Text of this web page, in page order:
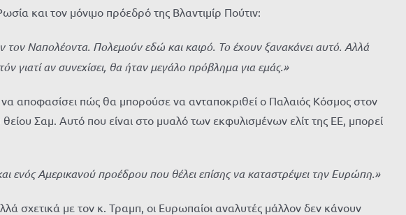
και τον μόνιμο πρόεδρό της Βλαντιμίρ Πούτιν:
τον Ναπολέοντα. Πολεμούν εδώ και καιρό. Το έχουν ξανακάνει αυτό. Αλλά
αν συνεχίσει, θα ήταν μεγάλο πρόβλημα για εμάς.»
αποφασίσει πώς θα μπορούσε να ανταποκριθεί ο Παλαιός Κόσμος στον
Σαμ. Αυτό που είναι στο μυαλό των εκφυλισμένων ελίτ της ΕΕ, μπορεί
Αμερικανού προέδρου που θέλει επίσης να καταστρέψει την Ευρώπη.»
σχετικά με τον κ. Τραμπ, οι Ευρωπαίοι αναλυτές μάλλον δεν κάνουν